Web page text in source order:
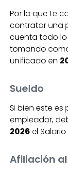
Por lo que te
contratar una
cuenta todo lo
tomando
unificado en
Sueldo
Si bien este
empleador,
2026 el
Afiliación al